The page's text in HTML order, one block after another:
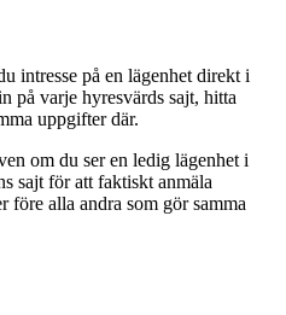
intresse på en lägenhet direkt i
på varje hyresvärds sajt, hitta
uppgifter där.
om du ser en ledig lägenhet i
sajt för att faktiskt anmäla
före alla andra som gör samma